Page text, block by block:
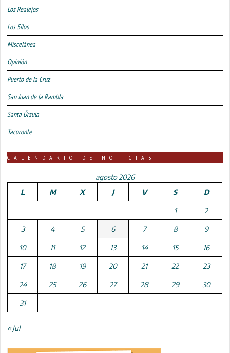
Los Realejos
Los Silos
Miscelánea
Opinión
Puerto de la Cruz
San Juan de la Rambla
Santa Úrsula
Tacoronte
CALENDARIO DE NOTICIAS
agosto 2026
L
M X J V S D
1 2
3 4 5 6 7 8 9
10 11 12 13 14 15 16
17 18 19 20 21 22 23
24 25 26 27 28 29 30
31
« Jul